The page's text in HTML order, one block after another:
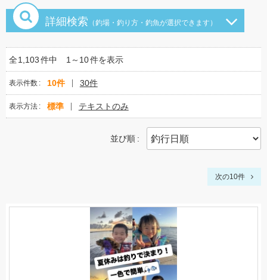
詳細検索 （釣場・釣り方・釣魚が選択できます）
全1,103件中 1～10件を表示
表示件数 10件 30件
表示方法 標準 テキストのみ
並び順
次の10件